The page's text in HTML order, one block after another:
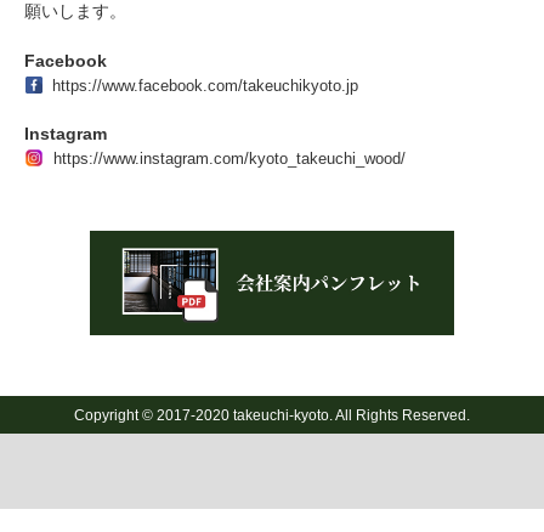
願いします。
Facebook
https://www.facebook.com/takeuchikyoto.jp
Instagram
https://www.instagram.com/kyoto_takeuchi_wood/
Copyright © 2017-2020 takeuchi-kyoto. All Rights Reserved.